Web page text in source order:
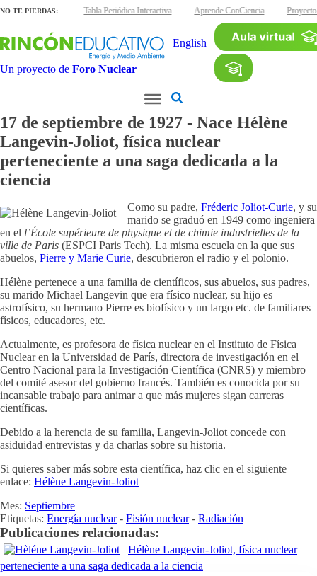
NO TE PIERDAS:
interactivas Tabla Periódica Interactiva Aprende ConCiencia
Un proyecto de Foro Nuclear
English
17 de septiembre de 1927 - Nace Hélène
Langevin-Joliot, física nuclear
perteneciente a una saga dedicada a la
ciencia
Como su padre, Fréderic Joliot-Curie, y su
marido se graduó en 1949 como ingeniera
en el l’École supérieure de physique et de chimie industrielles de la
ville de Paris (ESPCI Paris Tech). La misma escuela en la que sus
abuelos, Pierre y Marie Curie, descubrieron el radio y el polonio.
Hélène pertenece a una familia de científicos, sus abuelos, sus padres,
su marido Michael Langevin que era físico nuclear, su hijo es
astrofísico, su hermano Pierre es biofísico y un largo etc. de familiares
físicos, educadores, etc.
Actualmente, es profesora de física nuclear en el Instituto de Física
Nuclear en la Universidad de París, directora de investigación en el
Centro Nacional para la Investigación Científica (CNRS) y miembro
del comité asesor del gobierno francés. También es conocida por su
incansable trabajo para animar a que más mujeres sigan carreras
científicas.
Debido a la herencia de su familia, Langevin-Joliot concede con
asiduidad entrevistas y da charlas sobre su historia.
Si quieres saber más sobre esta científica, haz clic en el siguiente
enlace: Hélène Langevin-Joliot
Mes: Septiembre
Etiquetas: Energía nuclear- Fisión nuclear- Radiación
Publicaciones relacionadas:
Hélène Langevin-Joliot, física nuclear
perteneciente a una saga dedicada a la ciencia